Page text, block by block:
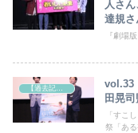
人さ
達規
『劇場
vol.33
田晃
「すこ
祭「あ